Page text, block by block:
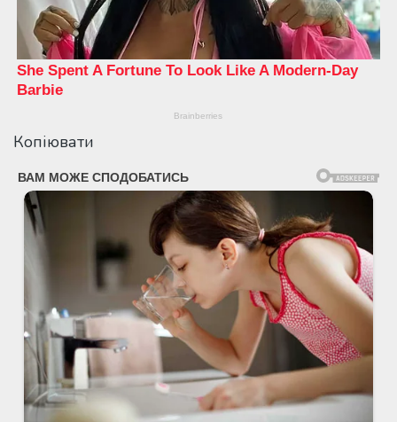
Копіювати